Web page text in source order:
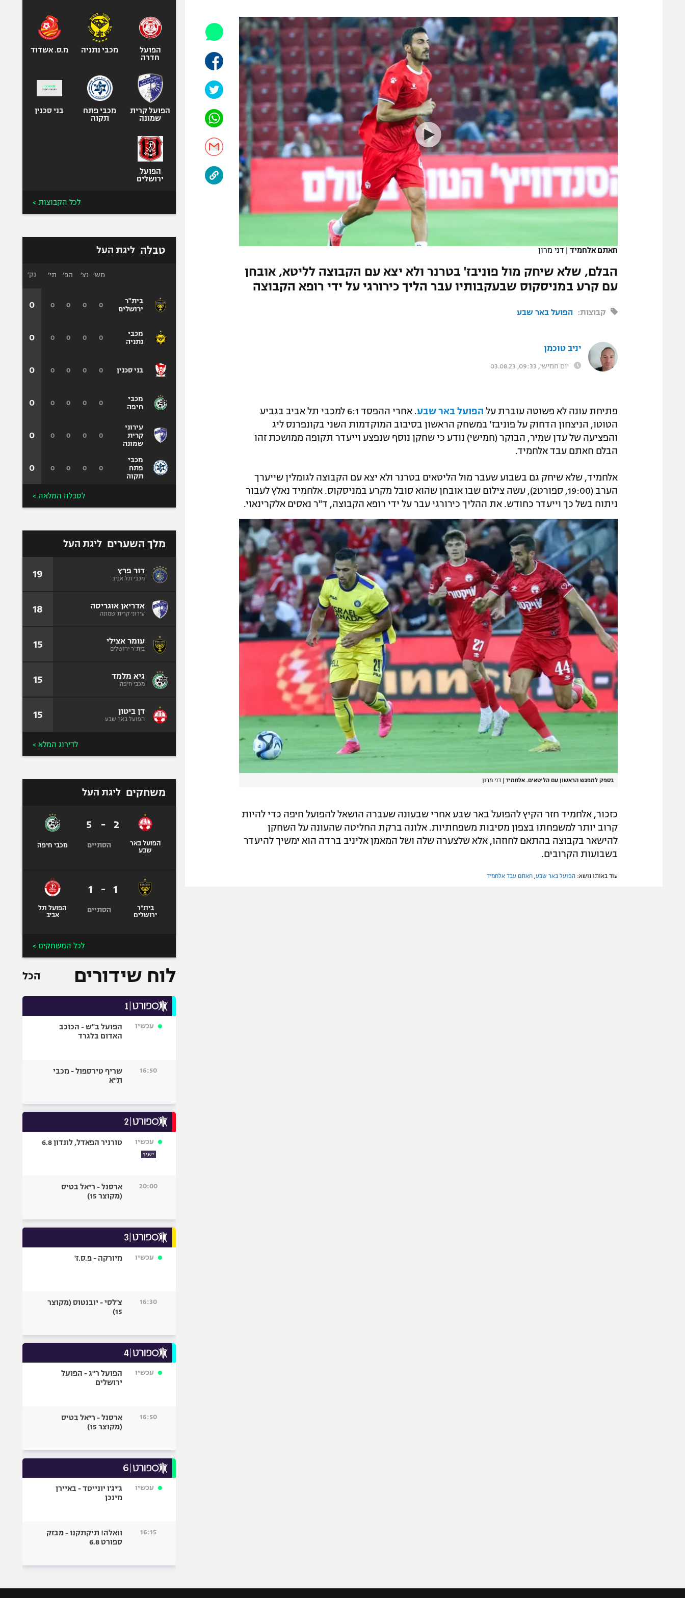
תקנון משתתפים וזוכים בפרסים
תקנון עבור פעילות אלקטרה
תקנון עבור פעילות ספורט 1 – "מרלן"
טניס
גיימינג E-Sports
תנאי שימוש
מדיניות פרטיות
תקנון פעילות ספורט 1
רשיון להקרנה פומבית לבית עסק
הצטרפות לחבילת הערוצים
לוח דרושים – ג'ובנט
הפועל תל אביב
הפועל חיפה
הפועל באר שבע
מכבי נתניה
בני יהודה
ליגה סינית
ליגה ברזילאית
ליגות נוספות
אופניים
ספורט מוטורי
כדורמים
בייסבול MLB
ספורט אתגרי
אומנויות לחימה
חאתם אלחמיד | דני מרון
הבלם, שלא שיחק מול פוניבז' בטרנר ולא יצא עם הקבוצה לליטא, אובחן
עם קרע במניסקוס שבעקבותיו עבר הליך כירורגי על ידי רופא הקבוצה
קבוצות: הפועל באר שבע
יניב טוכמן
יום חמישי, 09:33, 03.08.23
פתיחת עונה לא פשוטה עוברת על הפועל באר שבע
. אחרי ההפסד 6:1 למכבי תל אביב בגביע
הטוטו, הניצחון הדחוק על פוניבז' במשחק הראשון בסיבוב המוקדמות השני בקונפרנס ליג
והפציעה של עדן שמיר, הבוקר (חמישי) נודע כי שחקן נוסף שנפצע וייעדר תקופה ממושכת זהו
הבלם חאתם עבד אלחמיד.
אלחמיד, שלא שיחק גם בשבוע שעבר מול הליטאים בטרנר ולא יצא עם הקבוצה לגומלין שייערך
הערב (19:00, ספורט2), עשה צילום שבו אובחן שהוא סובל מקרע במניסקוס. אלחמיד נאלץ לעבור
ניתוח בשל כך וייעדר כחודש. את ההליך כירורגי עבר על ידי רופא הקבוצה, ד"ר נאסים אלקרינאוי.
בספק למפגש הראשון עם הליטאים. אלחמיד דני מרון
כזכור, אלחמיד חזר הקיץ להפועל באר שבע אחרי שבעונה שעברה הושאל להפועל חיפה כדי להיות
קרוב יותר למשפחתו בצפון מסיבות משפחתיות. אלונה ברקת החליטה שהעונה על השחקן
להישאר בקבוצה בהתאם לחוזהו, אלא שלצערה שלה ושל המאמן אליניב ברדה הוא ימשיך להיעדר
בשבועות הקרובים.
עוד באותו נושא: הפועל באר שבע חאתם עבד אלחמיד
הפועל
חדרה
מכבי נתניה מ.ס. אשדוד
הפועל קרית
שמונה
מכבי פתח
תקוה
בני סכנין
הפועל
ירושלים
לכל הקבוצות >
טבלה ליגת העל
בית"ר
ירושלים
מכבי
נתניה
בני סכנין
מכבי
חיפה
עירוני
קרית
שמונה
מכבי
פתח
תקוה
מש׳ נצ׳ הפ׳ תי׳
0
0
0
0
0
0
0
0
0
0
0
0
0
0
0
0
0
0
0
0
0
0
0
0
נק׳
0
0
0
0
0
0
לטבלה המלאה >
מלך השערים ליגת העל
דור פרץ
מכבי תל אביב 19
אדריאן אוגריסה
עירוני קרית שמונה 18
עומר אצילי
בית"ר ירושלים 15
גיא מלמד
מכבי חיפה 15
דן ביטון
הפועל באר שבע 15
לדירוג המלא >
משחקים ליגת העל
הפועל באר
שבע
2
-
5
הסתיים מכבי חיפה
בית"ר
ירושלים
1
-
1
הסתיים
הפועל תל
אביב
לכל המשחקים >
לוח שידורים הכל
עכשיו
הפועל ב"ש - הכוכב
האדום בלגרד
16:50
שריף טירספול - מכבי
ת"א
עכשיו
ישיר
טורניר הפאדל, לונדון 6.8
20:00
ארסנל - ריאל בטיס
(מקוצר 15)
עכשיו מיורקה - פ.ס.ז'
16:30
צ'לסי - יובנטוס (מקוצר
15)
עכשיו
הפועל ר"ג - הפועל
ירושלים
16:50
ארסנל - ריאל בטיס
(מקוצר 15)
עכשיו
ג'יג'ו יונייטד - באיירן
מינכן
16:15
וואלה! תיקתקנו - מבזק
ספורט 6.8